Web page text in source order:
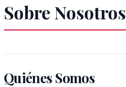
Sobre Nosotros
Quiénes Somos